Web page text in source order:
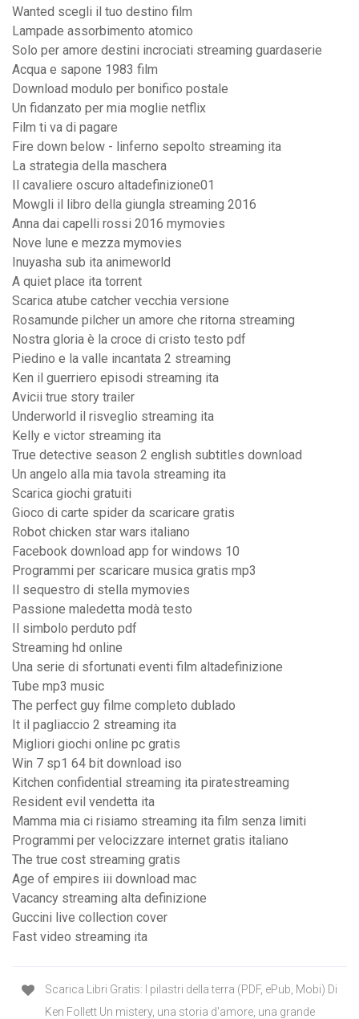
Wanted scegli il tuo destino film
Lampade assorbimento atomico
Solo per amore destini incrociati streaming guardaserie
Acqua e sapone 1983 film
Download modulo per bonifico postale
Un fidanzato per mia moglie netflix
Film ti va di pagare
Fire down below - linferno sepolto streaming ita
La strategia della maschera
Il cavaliere oscuro altadefinizione01
Mowgli il libro della giungla streaming 2016
Anna dai capelli rossi 2016 mymovies
Nove lune e mezza mymovies
Inuyasha sub ita animeworld
A quiet place ita torrent
Scarica atube catcher vecchia versione
Rosamunde pilcher un amore che ritorna streaming
Nostra gloria è la croce di cristo testo pdf
Piedino e la valle incantata 2 streaming
Ken il guerriero episodi streaming ita
Avicii true story trailer
Underworld il risveglio streaming ita
Kelly e victor streaming ita
True detective season 2 english subtitles download
Un angelo alla mia tavola streaming ita
Scarica giochi gratuiti
Gioco di carte spider da scaricare gratis
Robot chicken star wars italiano
Facebook download app for windows 10
Programmi per scaricare musica gratis mp3
Il sequestro di stella mymovies
Passione maledetta modà testo
Il simbolo perduto pdf
Streaming hd online
Una serie di sfortunati eventi film altadefinizione
Tube mp3 music
The perfect guy filme completo dublado
It il pagliaccio 2 streaming ita
Migliori giochi online pc gratis
Win 7 sp1 64 bit download iso
Kitchen confidential streaming ita piratestreaming
Resident evil vendetta ita
Mamma mia ci risiamo streaming ita film senza limiti
Programmi per velocizzare internet gratis italiano
The true cost streaming gratis
Age of empires iii download mac
Vacancy streaming alta definizione
Guccini live collection cover
Fast video streaming ita
Scarica Libri Gratis: I pilastri della terra (PDF, ePub, Mobi) Di
Ken Follett Un mistery, una storia d'amore, una grande